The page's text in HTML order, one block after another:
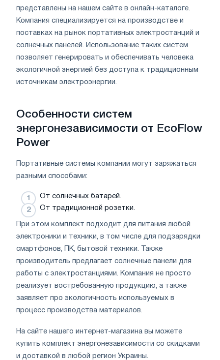
представлены на нашем сайте в онлайн-каталоге.
Компания специализируется на производстве и
поставках на рынок портативных электростанций и
солнечных панелей. Использование таких систем
позволяет генерировать и обеспечивать человека
экологичной энергией без доступа к традиционным
источникам электроэнергии.
Особенности систем
энергонезависимости от EcoFlow
Power
Портативные системы компании могут заряжаться
разными способами:
От солнечных батарей.
От традиционной розетки.
При этом комплект подходит для питания любой
электроники и техники, в том числе для подзарядки
смартфонов, ПК, бытовой техники. Также
производитель предлагает солнечные панели для
работы с электростанциями. Компания не просто
реализует востребованную продукцию, а также
заявляет про экологичность используемых в
процесс производства материалов.
На сайте нашего интернет-магазина вы можете
купить комплект энергонезависимости со скидками
и доставкой в любой регион Украины.